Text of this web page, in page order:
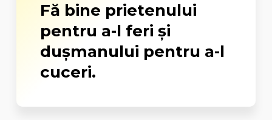
Fă bine prietenului
pentru a-l feri și
dușmanului pentru a-l
cuceri.